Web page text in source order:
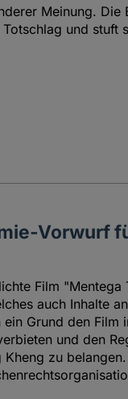
Meinung.
und stuft
Vorwurf
Film "Mentega
auch Inhalte
Grund den Film
und den
Kheng zu